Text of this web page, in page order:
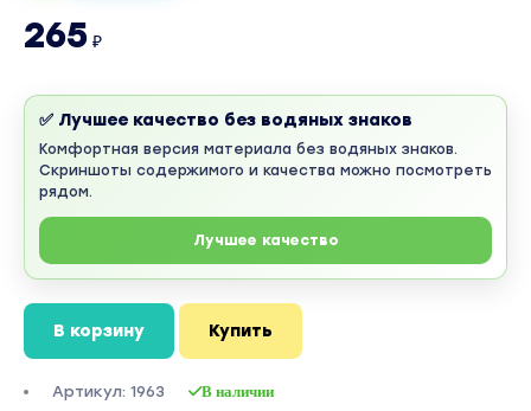
265 ₽
✅ Лучшее качество без водяных знаков
Комфортная версия материала без водяных знаков.
Скриншоты содержимого и качества можно посмотреть
рядом.
Лучшее качество
В корзину Купить
Артикул: 1963 В наличии